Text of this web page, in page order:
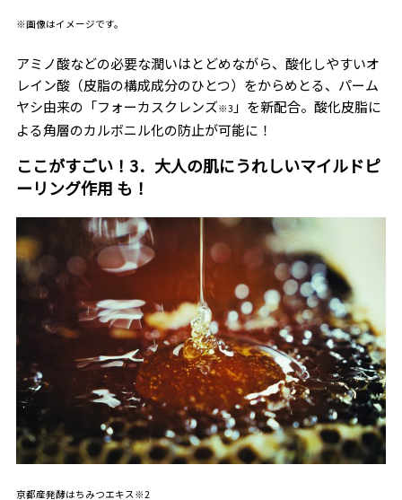
※画像はイメージです。
アミノ酸などの必要な潤いはとどめながら、酸化しやすいオ
レイン酸（皮脂の構成成分のひとつ）をからめとる、パーム
ヤシ由来の「フォーカスクレンズ※3 」を新配合。酸化皮脂に
よる角層のカルボニル化の防止が可能に！
ここがすごい！3．大人の肌にうれしいマイルドピ
ーリング作用 も！
京都産発酵はちみつエキス※2